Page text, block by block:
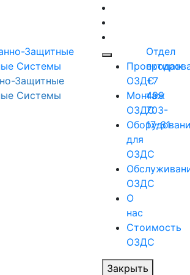
Защитные
Системы
ОЗДС
Монтаж
ОЗДС
для
ОЗДС
ОЗДС
О
нас
Стоимость
ОЗДС
Закрыть
Отдел
продаж
+7
499
703-
17-61